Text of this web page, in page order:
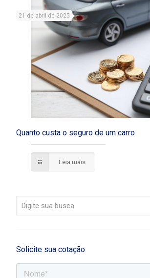
21 de abril de 2025
Quanto custa o seguro de um carro
Leia mais
Solicite sua cotação